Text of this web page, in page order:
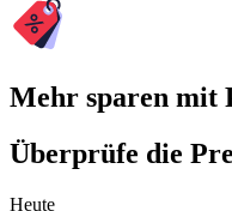
Mehr sparen mit
Überprüfe die
Heute